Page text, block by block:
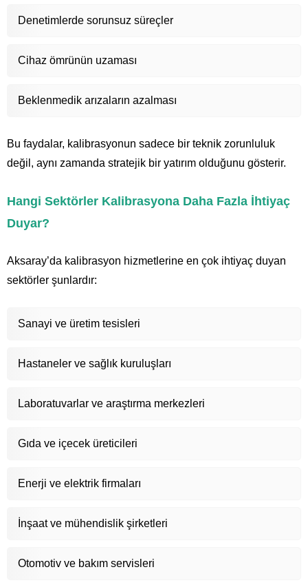
Denetimlerde sorunsuz süreçler
Cihaz ömrünün uzaması
Beklenmedik arızaların azalması
Bu faydalar, kalibrasyonun sadece bir teknik zorunluluk
değil, aynı zamanda stratejik bir yatırım olduğunu gösterir.
Hangi Sektörler Kalibrasyona Daha Fazla İhtiyaç
Duyar?
Aksaray’da kalibrasyon hizmetlerine en çok ihtiyaç duyan
sektörler şunlardır:
Sanayi ve üretim tesisleri
Hastaneler ve sağlık kuruluşları
Laboratuvarlar ve araştırma merkezleri
Gıda ve içecek üreticileri
Enerji ve elektrik firmaları
İnşaat ve mühendislik şirketleri
Otomotiv ve bakım servisleri